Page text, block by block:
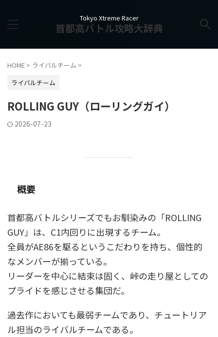
Tokyo Xtreme Racer
首都高バトル攻略大辞典
HOME > ライバルチーム >
ライバルチーム
ROLLING GUY（ローリングガイ）
2026-07-23
概要
首都高バトルシリーズでもお馴染みの「ROLLING
GUY」は、C1内回りに出現するチーム。
全員がAE86を駆るというこだわりを持ち、個性的
なメンバーが揃っている。
リーダーを中心に結束は固く、峠の走り屋としての
プライドを感じさせる集団だ。
過去作においても最弱チームであり、チュートリア
ル担当のライバルチームである。